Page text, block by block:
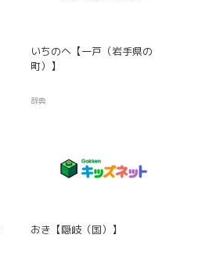
いちのへ【一戸（岩手県の
町）】
辞典
おき【隠岐（国）】